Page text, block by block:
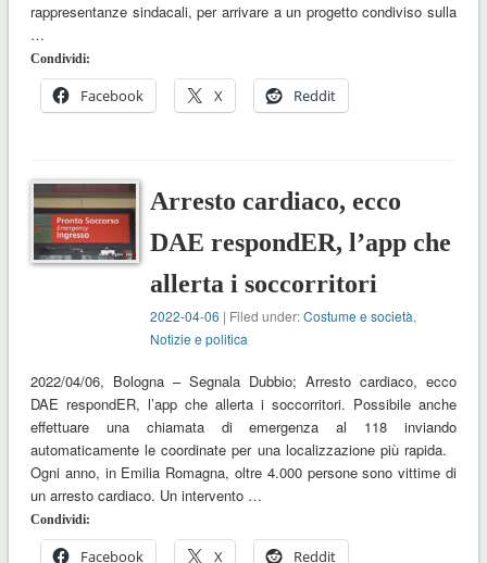
rappresentanze sindacali, per arrivare a un progetto condiviso sulla
…
Condividi:
Facebook X Reddit
Arresto cardiaco, ecco
DAE respondER, l’app che
allerta i soccorritori
2022-04-06 | Filed under:Costume e società,
Notizie e politica
2022/04/06, Bologna – Segnala Dubbio; Arresto cardiaco, ecco
DAE respondER, l’app che allerta i soccorritori. Possibile anche
effettuare una chiamata di emergenza al 118 inviando
automaticamente le coordinate per una localizzazione più rapida.
Ogni anno, in Emilia Romagna, oltre 4.000 persone sono vittime di
un arresto cardiaco. Un intervento …
Condividi:
Facebook X Reddit